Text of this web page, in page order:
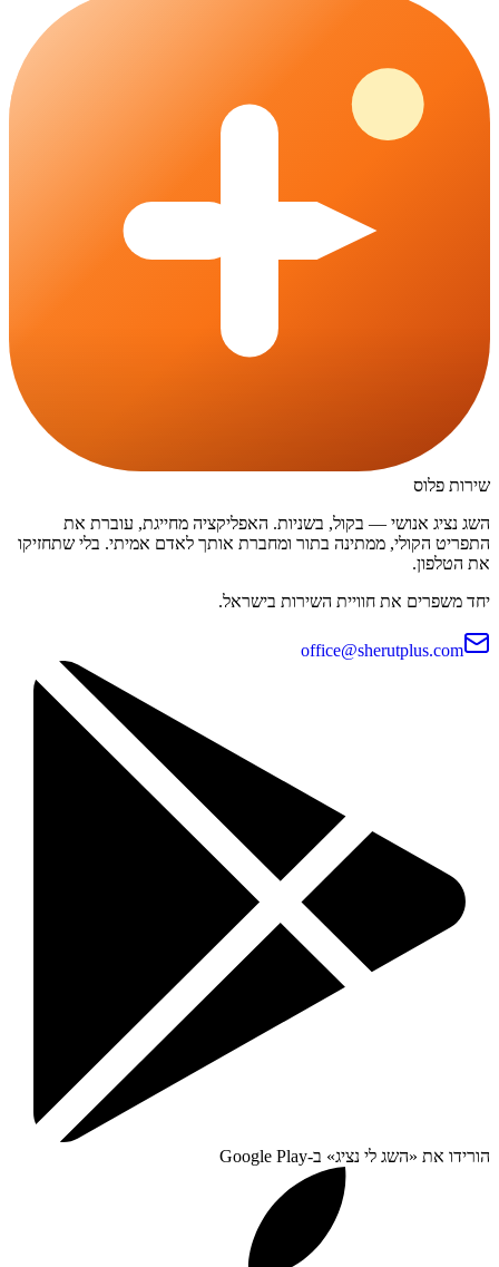
שירות פלוס
השג נציג אנושי — בקול, בשניות. האפליקציה מחייגת, עוברת את
התפריט הקולי, ממתינה בתור ומחברת אותך לאדם אמיתי. בלי שתחזיקו
את הטלפון.
יחד משפרים את חוויית השירות בישראל.
office@sherutplus.com
הורידו את «השג לי נציג» ב-Google Play